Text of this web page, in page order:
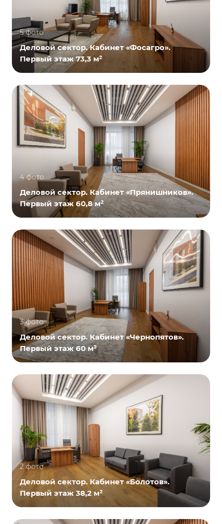
5 фото
Деловой сектор. Кабинет «Фосагро».
Первый этаж 73,3 м²
4 фото
Деловой сектор. Кабинет «Прянишников».
Первый этаж 60,8 м²
3 фото
Деловой сектор. Кабинет «Чернопятов».
Первый этаж 60 м²
2 фото
Деловой сектор. Кабинет «Болотов».
Первый этаж 38,2 м²